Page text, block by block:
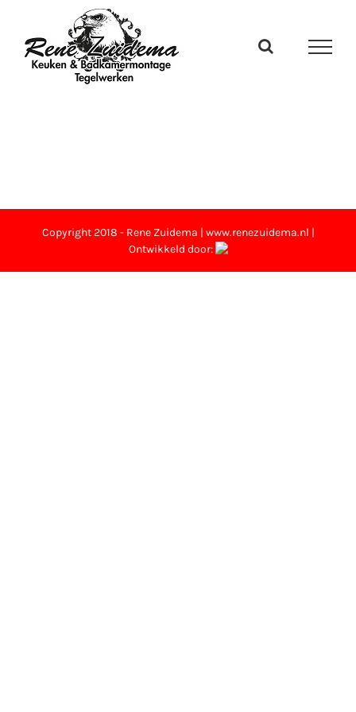
naar
inhoud
Copyright 2018 - Rene Zuidema | www.renezuidema.nl |
Ontwikkeld door: